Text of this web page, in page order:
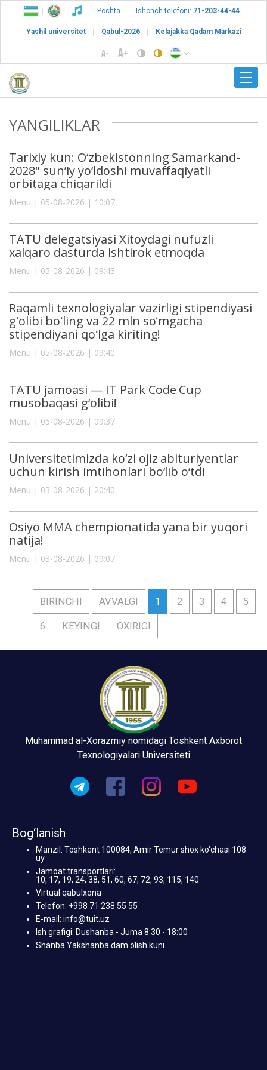
Pochta Ishonch telefoni: 71-203-44-44
Yashil universitet Qabul-2026 Kelajakka Qadam Markazi
YANGILIKLAR
Tarixiy kun: O‘zbekistonning Samarkand-
2028" sun’iy yo‘ldoshi muvaffaqiyatli
orbitaga chiqarildi
Menu | 05-08-2026 | 10:07
TATU delegatsiyasi Xitoydagi nufuzli
xalqaro dasturda ishtirok etmoqda
Menu | 05-08-2026 | 09:43
Raqamli texnologiyalar vazirligi stipendiyasi
gʻolibi boʻling va 22 mln soʻmgacha
stipendiyani qoʻlga kiriting!
Menu | 05-08-2026 | 09:40
TATU jamoasi — IT Park Code Cup
musobaqasi g‘olibi!
Menu | 05-08-2026 | 09:37
Universitetimizda ko‘zi ojiz abituriyentlar
uchun kirish imtihonlari bo‘lib o‘tdi
Menu | 03-08-2026 | 20:40
Osiyo MMA chempionatida yana bir yuqori
natija!
Menu | 03-08-2026 | 09:07
BIRINCHI AVVALGI 1 2 3 4 5
6 KEYINGI OXIRIGI
Muhammad al-Xorazmiy nomidagi Toshkent Axborot
Texnologiyalari Universiteti
Bog‘lanish
Manzil: Toshkent 100084, Amir Temur shox ko‘chasi 108
uy
Jamoat transportlari:
10, 17, 19, 24, 38, 51, 60, 67, 72, 93, 115, 140
Virtual qabulxona
Telefon: +998 71 238 55 55
E-mail: info@tuit.uz
Ish grafigi: Dushanba - Juma 8:30 - 18:00
Shanba Yakshanba dam olish kuni